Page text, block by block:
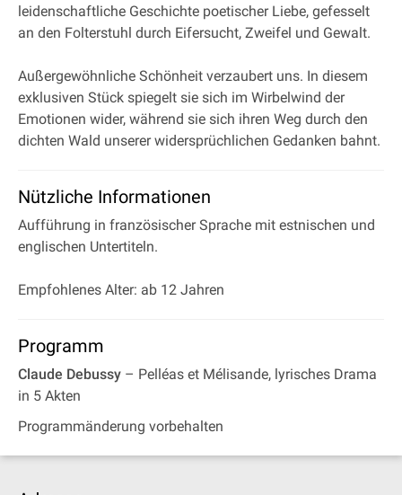
leidenschaftliche Geschichte poetischer Liebe, gefesselt
an den Folterstuhl durch Eifersucht, Zweifel und Gewalt.
Außergewöhnliche Schönheit verzaubert uns. In diesem
exklusiven Stück spiegelt sie sich im Wirbelwind der
Emotionen wider, während sie sich ihren Weg durch den
dichten Wald unserer widersprüchlichen Gedanken bahnt.
Nützliche Informationen
Aufführung in französischer Sprache mit estnischen und
englischen Untertiteln.
Empfohlenes Alter: ab 12 Jahren
Programm
Claude Debussy – Pelléas et Mélisande, lyrisches Drama
in 5 Akten
Programmänderung vorbehalten